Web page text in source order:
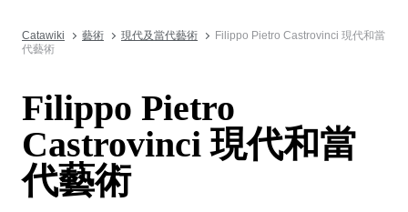
Catawiki 藝術 現代及當代藝術
Filippo Pietro Castrovinci 現代和當
代藝術
Filippo Pietro
Castrovinci 現代和當
代藝術